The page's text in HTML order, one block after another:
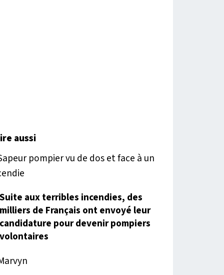
aussi
Suite aux terribles incendies, des
milliers de Français ont envoyé leur
candidature pour devenir pompiers
volontaires